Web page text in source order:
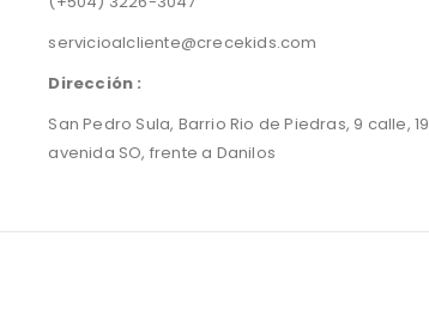
servicioalcliente@crecekids.com
Dirección :
San Pedro Sula, Barrio Rio de Piedras, 9 calle, 19
avenida SO, frente a Danilos